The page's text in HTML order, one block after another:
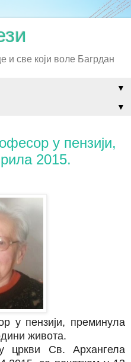
и све који воле Багрдан
▼
▼
у пензији,
2015.
у пензији, преминула
живота.
Св. Архангела